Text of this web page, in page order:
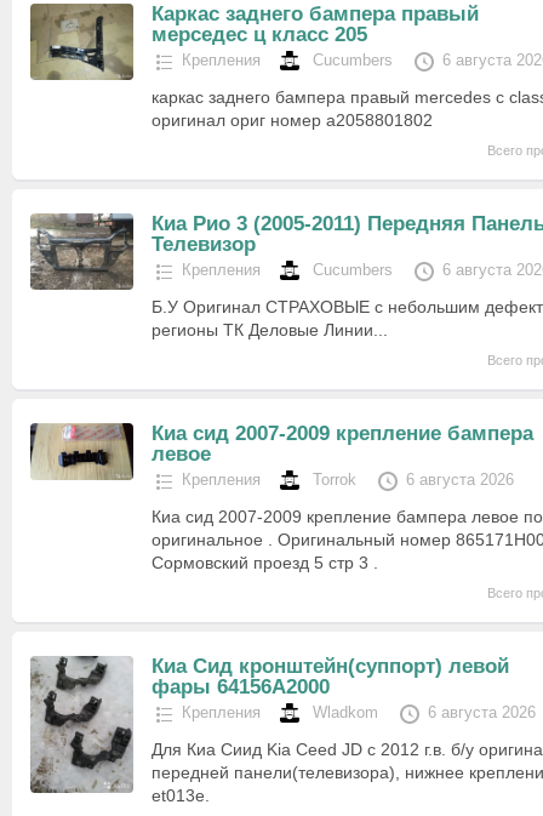
Каркас заднего бампера правый
мерседес ц класс 205
Крепления Cucumbers 6 августа
каркас заднего бампера правый mercedes c
оригинал ориг номер a2058801802
Всего
Киа Рио 3 (2005-2011) Передняя
Телевизор
Крепления Cucumbers 6 августа
Б.У Оригинал СТРАХОВЫЕ с небольшим
регионы ТК Деловые Линии...
Всего
Киа сид 2007-2009 крепление бампера
левое
Крепления Torrok 6 августа 2026
Киа сид 2007-2009 крепление бампера левое
оригинальное . Оригинальный номер
Сормовский проезд 5 стр 3 .
Всего
Киа Сид кронштейн(суппорт) левой
фары 64156A2000
Крепления Wladkom 6 августа 2026
Для Киа Сиид Kia Ceed JD с 2012 г.в. б/у
передней панели(телевизора), нижнее
et013e.